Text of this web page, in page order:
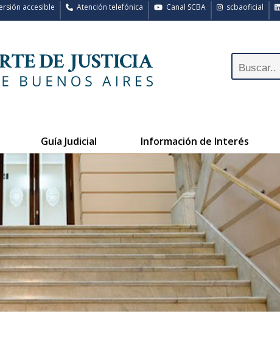
scbaoficial
Canal SCBA
Atención telefónica
accesible
Guía Judicial Información de Interés